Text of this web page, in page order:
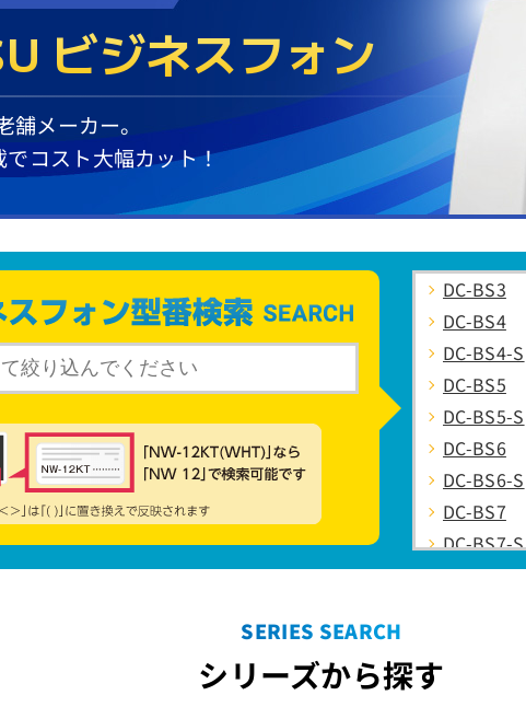
ビジネスフォン
メーカー。
でコスト大幅カット！
DC-BS3
DC-BS4
DC-BS4-S
DC-BS5
DC-BS5-S
DC-BS6
DC-BS6-S
DC-BS7
DC-BS7-S
DC-KT(B)
SERIES SEARCH
シリーズから探す